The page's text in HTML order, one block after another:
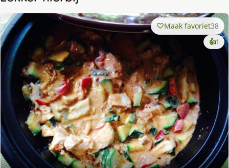
Maak favoriet38
👍1